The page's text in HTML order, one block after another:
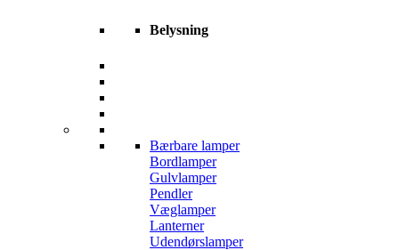
Belysning
Bærbare lamper
Bordlamper
Gulvlamper
Pendler
Væglamper
Lanterner
Udendørslamper